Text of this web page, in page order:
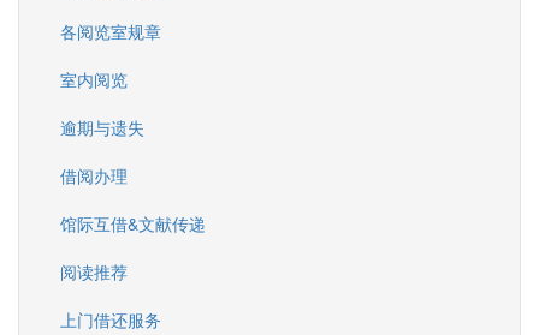
各阅览室规章
室内阅览
逾期与遗失
借阅办理
馆际互借&文献传递
阅读推荐
上门借还服务